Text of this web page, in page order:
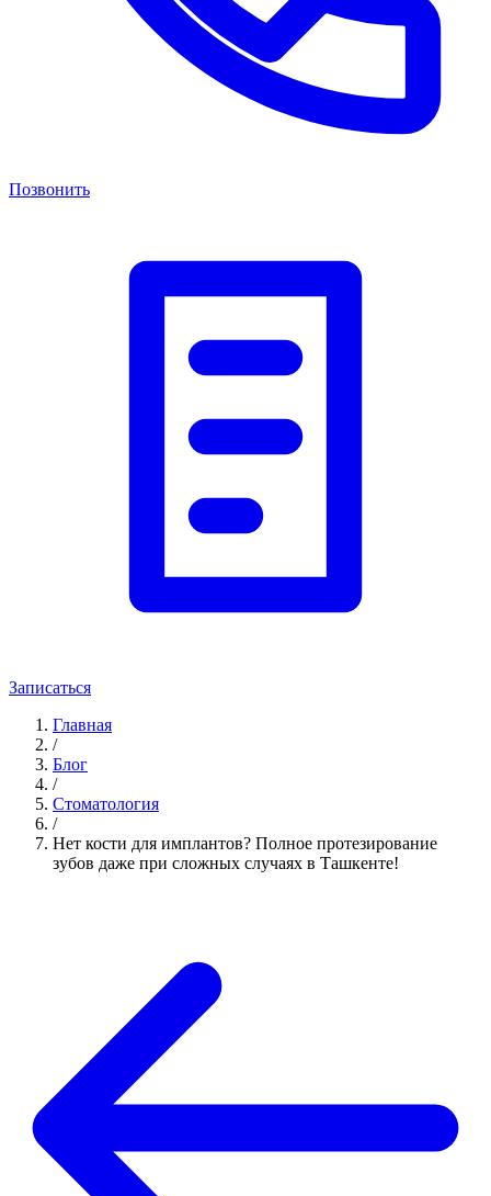
Позвонить
Записаться
Главная
/
Блог
/
Стоматология
/
Нет кости для имплантов? Полное протезирование
зубов даже при сложных случаях в Ташкенте!